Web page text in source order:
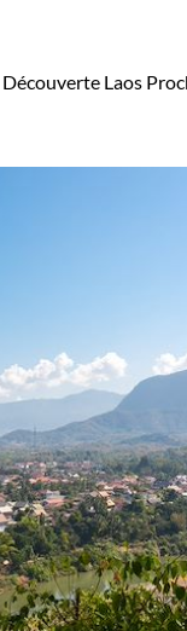
Découverte Laos